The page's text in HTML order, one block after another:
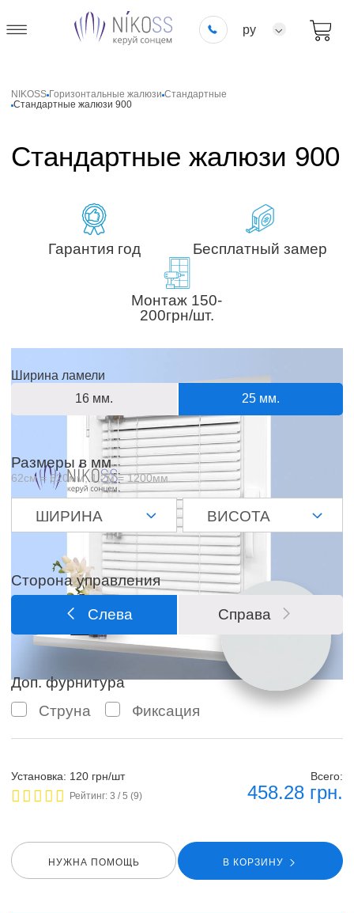
ру
NIKOSS Горизонтальные жалюзи Стандартные
Стандартные жалюзи 900
Стандартные жалюзи 900
Гарантия год Бесплатный замер
Монтаж 150-
200грн/шт.
Ширина ламели
16 мм.
25 мм.
Размеры в мм
62см = 620мм, 1,2м = 1200мм
Сторона управления
Слева Справа
Доп. фурнитура
Струна
Фиксация
Установка: 120 грн/шт
Рейтинг:3 / 5 (9)
Всего:
458.28грн.
НУЖНА ПОМОЩЬ В КОРЗИНУ